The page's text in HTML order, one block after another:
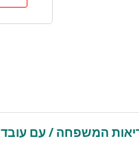
המשפחה / עם עובד